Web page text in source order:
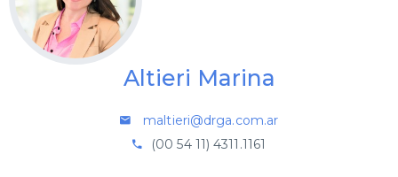
Altieri Marina
maltieri@drga.com.ar
(00 54 11) 4311.1161